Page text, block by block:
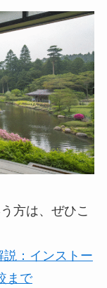
方は、ぜひこ
説：インストー
まで